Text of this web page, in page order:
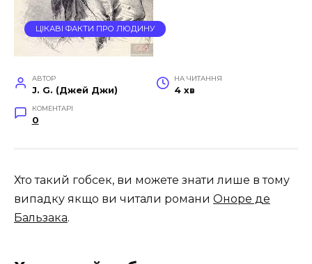
ЦІКАВІ ФАКТИ ПРО ЛЮДИНУ
АВТОР
J. G. (Джей Джи)
НА ЧИТАННЯ
4 хв
КОМЕНТАРІ
0
Хто такий гобсек, ви можете знати лише в тому
випадку якщо ви читали романи Оноре де
Бальзака.